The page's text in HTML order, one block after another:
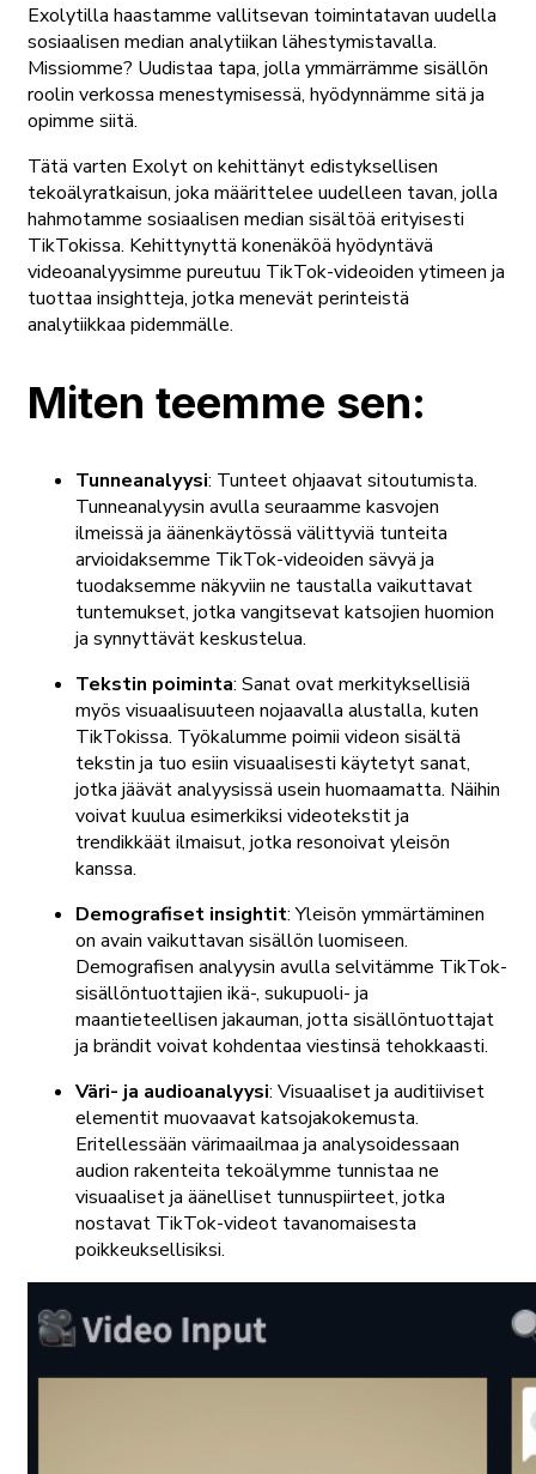
Exolytilla haastamme vallitsevan toimintatavan uudella
sosiaalisen median analytiikan lähestymistavalla.
Missiomme? Uudistaa tapa, jolla ymmärrämme sisällön
roolin verkossa menestymisessä, hyödynnämme sitä ja
opimme siitä.
Tätä varten Exolyt on kehittänyt edistyksellisen
tekoälyratkaisun, joka määrittelee uudelleen tavan, jolla
hahmotamme sosiaalisen median sisältöä erityisesti
TikTokissa. Kehittynyttä konenäköä hyödyntävä
videoanalyysimme pureutuu TikTok-videoiden ytimeen ja
tuottaa insightteja, jotka menevät perinteistä
analytiikkaa pidemmälle.
Miten teemme sen:
Tunneanalyysi: Tunteet ohjaavat sitoutumista.
Tunneanalyysin avulla seuraamme kasvojen
ilmeissä ja äänenkäytössä välittyviä tunteita
arvioidaksemme TikTok-videoiden sävyä ja
tuodaksemme näkyviin ne taustalla vaikuttavat
tuntemukset, jotka vangitsevat katsojien huomion
ja synnyttävät keskustelua.
Tekstin poiminta: Sanat ovat merkityksellisiä
myös visuaalisuuteen nojaavalla alustalla, kuten
TikTokissa. Työkalumme poimii videon sisältä
tekstin ja tuo esiin visuaalisesti käytetyt sanat,
jotka jäävät analyysissä usein huomaamatta. Näihin
voivat kuulua esimerkiksi videotekstit ja
trendikkäät ilmaisut, jotka resonoivat yleisön
kanssa.
Demografiset insightit: Yleisön ymmärtäminen
on avain vaikuttavan sisällön luomiseen.
Demografisen analyysin avulla selvitämme TikTok-
sisällöntuottajien ikä-, sukupuoli- ja
maantieteellisen jakauman, jotta sisällöntuottajat
ja brändit voivat kohdentaa viestinsä tehokkaasti.
Väri- ja audioanalyysi: Visuaaliset ja auditiiviset
elementit muovaavat katsojakokemusta.
Eritellessään värimaailmaa ja analysoidessaan
audion rakenteita tekoälymme tunnistaa ne
visuaaliset ja äänelliset tunnuspiirteet, jotka
nostavat TikTok-videot tavanomaisesta
poikkeuksellisiksi.